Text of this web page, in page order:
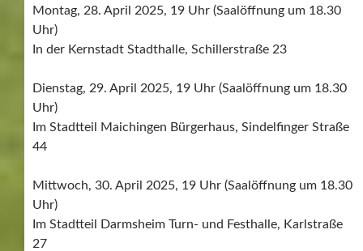
Montag, 28. April 2025, 19 Uhr (Saalöffnung um 18.30
Uhr)
In der Kernstadt Stadthalle, Schillerstraße 23
Dienstag, 29. April 2025, 19 Uhr (Saalöffnung um 18.30
Uhr)
Im Stadtteil Maichingen Bürgerhaus, Sindelfinger Straße
44
Mittwoch, 30. April 2025, 19 Uhr (Saalöffnung um 18.30
Uhr)
Im Stadtteil Darmsheim Turn- und Festhalle, Karlstraße
27